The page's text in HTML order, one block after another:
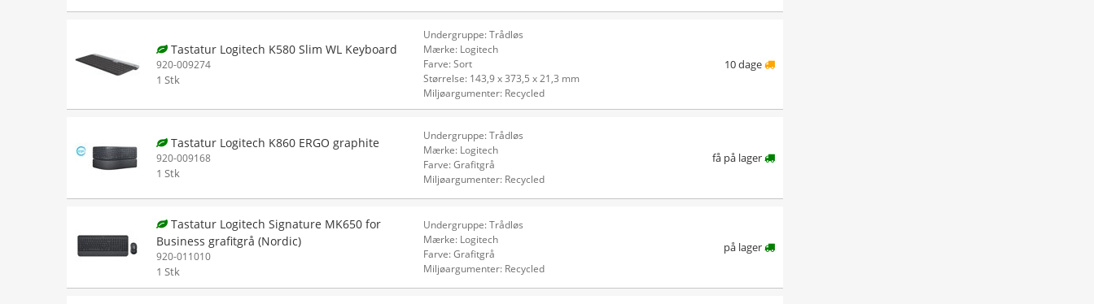
Tastatur Logitech K580 Slim WL Keyboard
920-009274
1 Stk
Undergruppe: Trådløs
Mærke: Logitech
Farve: Sort
Størrelse: 143,9 x 373,5 x 21,3 mm
Miljøargumenter: Recycled
10 dage
Tastatur Logitech K860 ERGO graphite
920-009168
1 Stk
Undergruppe: Trådløs
Mærke: Logitech
Farve: Grafitgrå
Miljøargumenter: Recycled
få på lager
Tastatur Logitech Signature MK650 for
Business grafitgrå (Nordic)
920-011010
1 Stk
Undergruppe: Trådløs
Mærke: Logitech
Farve: Grafitgrå
Miljøargumenter: Recycled
på lager